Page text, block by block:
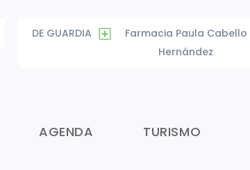
DE GUARDIA
Farmacia Paula Cabello
Hernández
AGENDA TURISMO